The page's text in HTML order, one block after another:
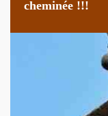
cheminée !!!